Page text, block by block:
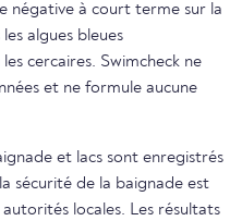
négative à court terme sur la
algues bleues
cercaires. Swimcheck ne
et ne formule aucune
et lacs sont enregistrés
sécurité de la baignade est
locales. Les résultats